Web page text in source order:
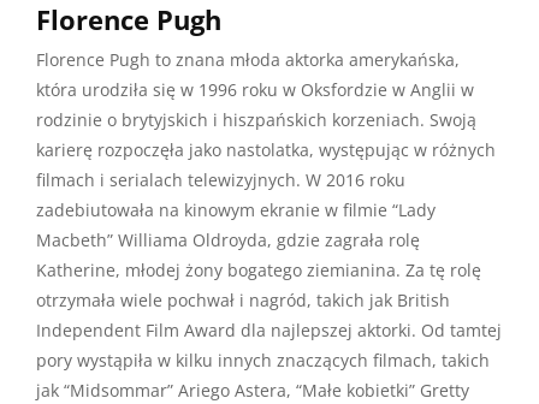
Florence Pugh
Florence Pugh to znana młoda aktorka amerykańska,
która urodziła się w 1996 roku w Oksfordzie w Anglii w
rodzinie o brytyjskich i hiszpańskich korzeniach. Swoją
karierę rozpoczęła jako nastolatka, występując w różnych
filmach i serialach telewizyjnych. W 2016 roku
zadebiutowała na kinowym ekranie w filmie “Lady
Macbeth” Williama Oldroyda, gdzie zagrała rolę
Katherine, młodej żony bogatego ziemianina. Za tę rolę
otrzymała wiele pochwał i nagród, takich jak British
Independent Film Award dla najlepszej aktorki. Od tamtej
pory wystąpiła w kilku innych znaczących filmach, takich
jak “Midsommar” Ariego Astera, “Małe kobietki” Gretty